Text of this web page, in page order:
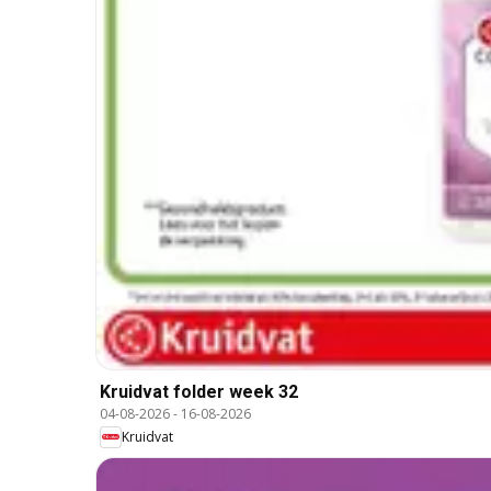
Kruidvat folder week 32
04-08-2026- 16-08-2026
Kruidvat